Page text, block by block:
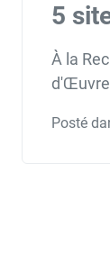
5
À la
Posté